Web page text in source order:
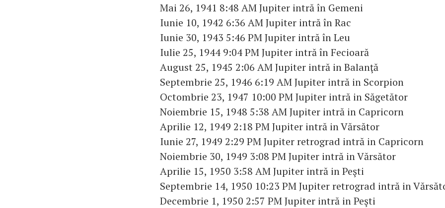
Mai 26, 1941 8:48 AM Jupiter intră în Gemeni
Iunie 10, 1942 6:36 AM Jupiter intră în Rac
Iunie 30, 1943 5:46 PM Jupiter intră în Leu
Iulie 25, 1944 9:04 PM Jupiter intră în Fecioară
August 25, 1945 2:06 AM Jupiter intră in Balanţă
Septembrie 25, 1946 6:19 AM Jupiter intră in Scorpion
Octombrie 23, 1947 10:00 PM Jupiter intră in Săgetător
Noiembrie 15, 1948 5:38 AM Jupiter intră in Capricorn
Aprilie 12, 1949 2:18 PM Jupiter intră in Vărsător
Iunie 27, 1949 2:29 PM Jupiter retrograd intră in Capricorn
Noiembrie 30, 1949 3:08 PM Jupiter intră in Vărsător
Aprilie 15, 1950 3:58 AM Jupiter intră in Peşti
Septembrie 14, 1950 10:23 PM Jupiter retrograd intră in
Decembrie 1, 1950 2:57 PM Jupiter intră in Peşti